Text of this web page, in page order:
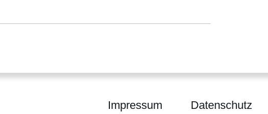
Impressum Datenschutz